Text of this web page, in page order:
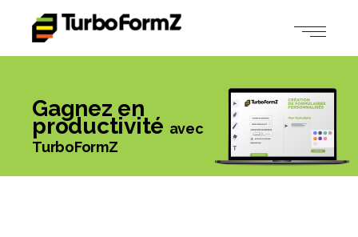
Gagnez en
productivité avec
TurboFormZ